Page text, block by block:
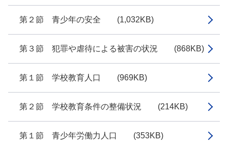
第２節 青少年の安全 (1,032KB)
第３節 犯罪や虐待による被害の状況 (868KB)
第１節 学校教育人口 (969KB)
第２節 学校教育条件の整備状況 (214KB)
第１節 青少年労働力人口 (353KB)